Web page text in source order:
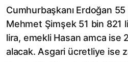
Cumhurbaşkanı Erdoğan
Mehmet Şimşek 51 bin 821
lira, emekli Hasan amca ise
alacak. Asgari ücretliye ise